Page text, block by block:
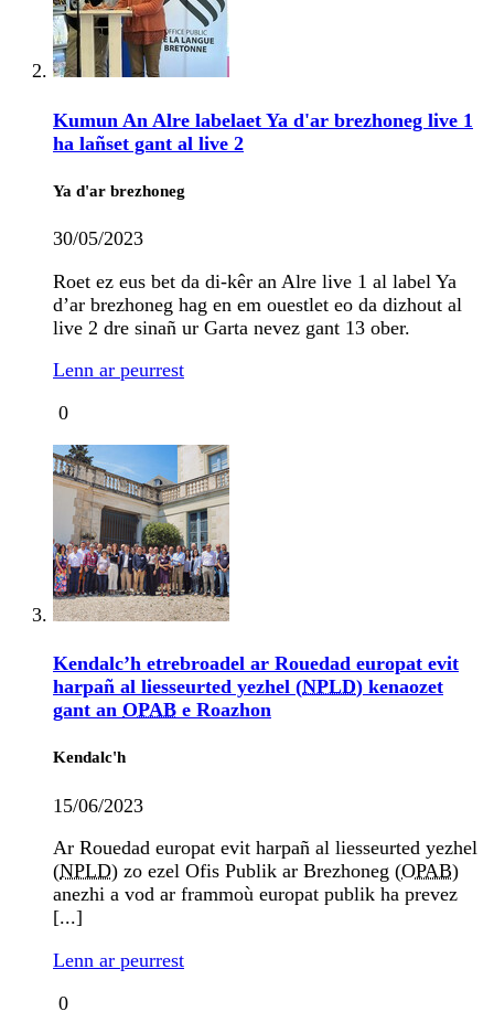
Kumun An Alre labelaet Ya d'ar brezhoneg live 1
ha lañset gant al live 2
Ya d'ar brezhoneg
30/05/2023
Roet ez eus bet da di-kêr an Alre live 1 al label Ya
d’ar brezhoneg hag en em ouestlet eo da dizhout al
live 2 dre sinañ ur Garta nevez gant 13 ober.
Lenn ar peurrest
0
Kendalc’h etrebroadel ar Rouedad europat evit
harpañ al liesseurted yezhel (NPLD) kenaozet
gant an OPAB e Roazhon
Kendalc'h
15/06/2023
Ar Rouedad europat evit harpañ al liesseurted yezhel
(NPLD) zo ezel Ofis Publik ar Brezhoneg (OPAB)
anezhi a vod ar frammoù europat publik ha prevez
[...]
Lenn ar peurrest
0